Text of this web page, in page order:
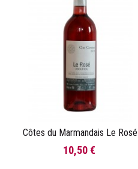
Ajouter au panier
Côtes du Marmandais Le Rosé
10,50 €